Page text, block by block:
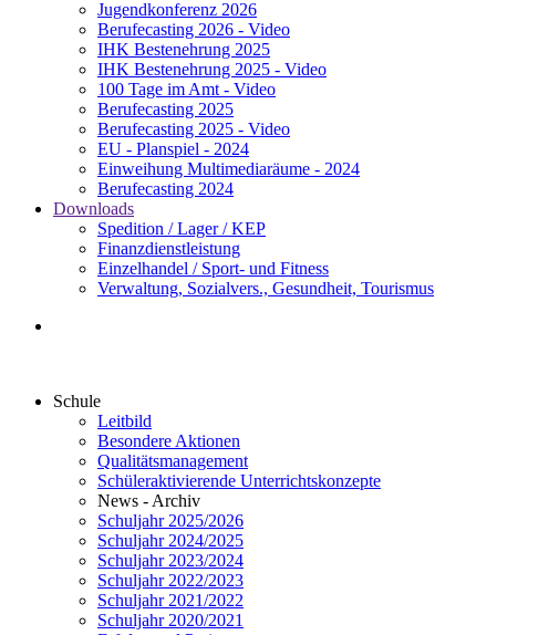
Jugendkonferenz 2026
Berufecasting 2026 - Video
IHK Bestenehrung 2025
IHK Bestenehrung 2025 - Video
100 Tage im Amt - Video
Berufecasting 2025
Berufecasting 2025 - Video
EU - Planspiel - 2024
Einweihung Multimediaräume - 2024
Berufecasting 2024
Downloads
Spedition / Lager / KEP
Finanzdienstleistung
Einzelhandel / Sport- und Fitness
Verwaltung, Sozialvers., Gesundheit, Tourismus
Schule
Leitbild
Besondere Aktionen
Qualitätsmanagement
Schüleraktivierende Unterrichtskonzepte
News - Archiv
Schuljahr 2025/2026
Schuljahr 2024/2025
Schuljahr 2023/2024
Schuljahr 2022/2023
Schuljahr 2021/2022
Schuljahr 2020/2021